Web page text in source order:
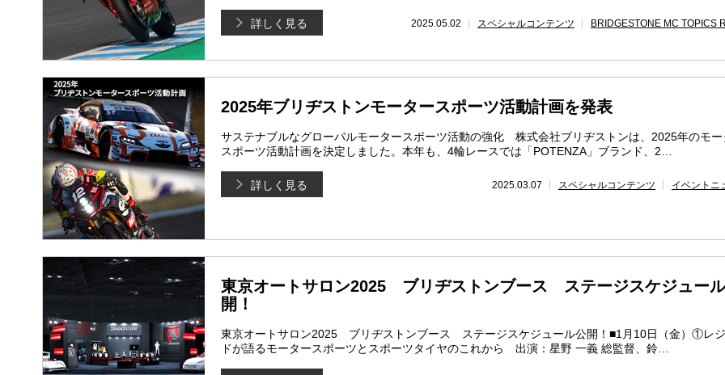
2025.05.02 スペシャルコンテンツ BRIDGESTONE MC TOPICS
詳しく見る
2025年ブリヂストンモータースポーツ活動計画を発表
サステナブルなグローバルモータースポーツ活動の強化 株式会社ブリヂストンは、2025年のモー
スポーツ活動計画を決定しました。本年も、4輪レースでは「POTENZA」ブランド、2…
2025.03.07 スペシャルコンテンツ イベントニ
詳しく見る
東京オートサロン2025 ブリヂストンブース ステージスケジュー
開！
東京オートサロン2025 ブリヂストンブース ステージスケジュール公開！■1月10日（金）①レ
ドが語るモータースポーツとスポーツタイヤのこれから 出演：星野 一義 総監督、鈴…